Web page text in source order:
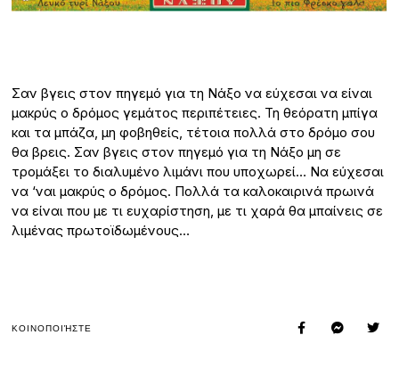
Σαν βγεις στον πηγεμό για τη Νάξο να εύχεσαι να είναι
μακρύς ο δρόμος γεμάτος περιπέτειες. Τη θεόρατη μπίγα
και τα μπάζα, μη φοβηθείς, τέτοια πολλά στο δρόμο σου
θα βρεις. Σαν βγεις στον πηγεμό για τη Νάξο μη σε
τρομάξει το διαλυμένο λιμάνι που υποχωρεί… Να εύχεσαι
να ‘ναι μακρύς ο δρόμος. Πολλά τα καλοκαιρινά πρωινά
να είναι που με τι ευχαρίστηση, με τι χαρά θα μπαίνεις σε
λιμένας πρωτοϊδωμένους…
ΚΟΙΝΟΠΟΙΉΣΤΕ